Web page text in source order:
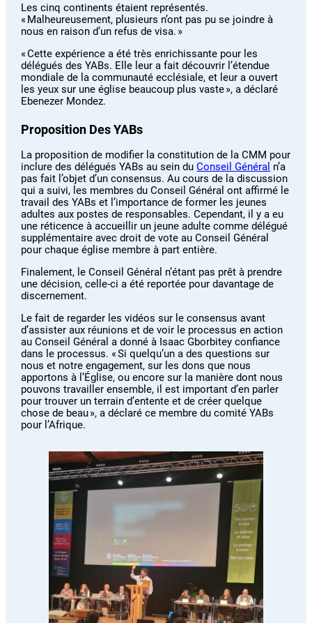
Les cinq continents étaient représentés.
« Malheureusement, plusieurs n’ont pas pu se joindre à
nous en raison d’un refus de visa. »
« Cette expérience a été très enrichissante pour les
délégués des YABs. Elle leur a fait découvrir l’étendue
mondiale de la communauté ecclésiale, et leur a ouvert
les yeux sur une église beaucoup plus vaste », a déclaré
Ebenezer Mondez.
Proposition Des YABs
La proposition de modifier la constitution de la CMM pour
inclure des délégués YABs au sein duConseil Général n’a
pas fait l’objet d’un consensus. Au cours de la discussion
qui a suivi, les membres du Conseil Général ont affirmé le
travail des YABs et l’importance de former les jeunes
adultes aux postes de responsables. Cependant, il y a eu
une réticence à accueillir un jeune adulte comme délégué
supplémentaire avec droit de vote au Conseil Général
pour chaque église membre à part entière.
Finalement, le Conseil Général n’étant pas prêt à prendre
une décision, celle-ci a été reportée pour davantage de
discernement.
Le fait de regarder les vidéos sur le consensus avant
d’assister aux réunions et de voir le processus en action
au Conseil Général a donné à Isaac Gborbitey confiance
dans le processus. « Si quelqu’un a des questions sur
nous et notre engagement, sur les dons que nous
apportons à l’Église, ou encore sur la manière dont nous
pouvons travailler ensemble, il est important d’en parler
pour trouver un terrain d’entente et de créer quelque
chose de beau », a déclaré ce membre du comité YABs
pour l’Afrique.